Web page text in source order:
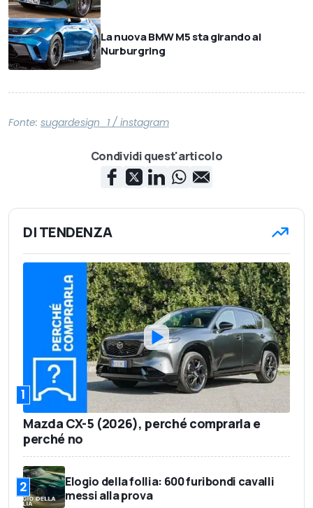
La nuova BMW M5 sta girando al
Nurburgring
Fonte: sugardesign_1 / instagram
Condividi quest'articolo
DI TENDENZA
1
Mazda CX-5 (2026), perché comprarla e
perché no
2
Elogio della follia: 600 furibondi cavalli
messi alla prova